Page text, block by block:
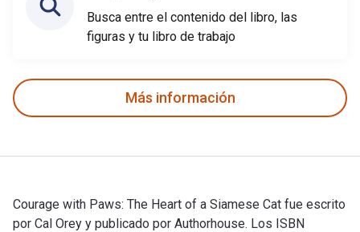
Busca entre el contenido del libro, las
figuras y tu libro de trabajo
Más información
Courage with Paws: The Heart of a Siamese Cat fue escrito
por Cal Orey y publicado por Authorhouse. Los ISBN